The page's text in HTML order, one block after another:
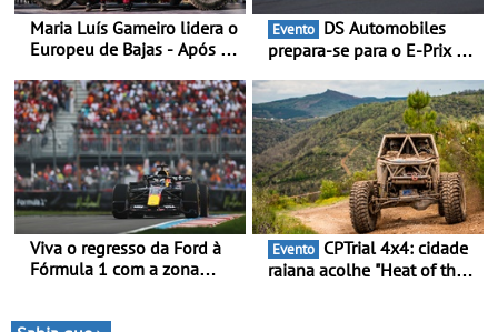
Maria Luís Gameiro lidera o
Europeu de Bajas - Após a
Evento
prepara-se para o E-Prix de
vai acolher duas corridas
noturnas, uma estreia para
no campeonato
Viva o regresso da Ford à
Fórmula 1 com a zona
Evento
raiana acolhe "Heat of the